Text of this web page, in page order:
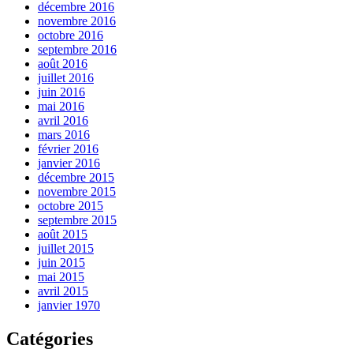
décembre 2016
novembre 2016
octobre 2016
septembre 2016
août 2016
juillet 2016
juin 2016
mai 2016
avril 2016
mars 2016
février 2016
janvier 2016
décembre 2015
novembre 2015
octobre 2015
septembre 2015
août 2015
juillet 2015
juin 2015
mai 2015
avril 2015
janvier 1970
Catégories